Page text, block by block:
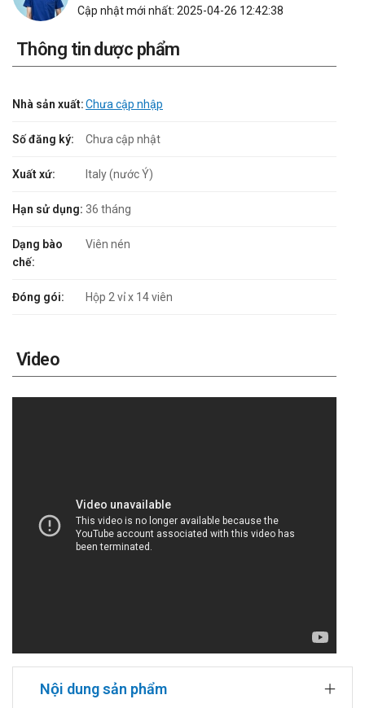
Cập nhật mới nhất: 2025-04-26 12:42:38
Thông tin dược phẩm
Nhà sản xuất:Chưa cập nhập
Số đăng ký: Chưa cập nhật
Xuất xứ: Italy (nước Ý)
Hạn sử dụng: 36 tháng
Dạng bào
chế:
Viên nén
Đóng gói: Hộp 2 vỉ x 14 viên
Video
Nội dung sản phẩm